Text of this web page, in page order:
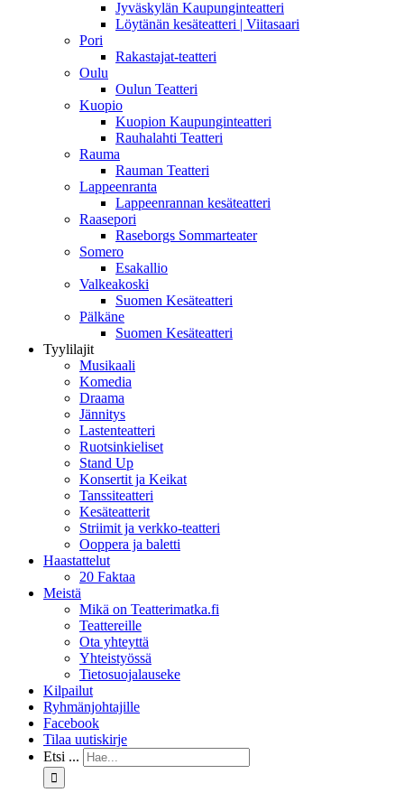
Jyväskylän Kaupunginteatteri
Löytänän kesäteatteri | Viitasaari
Pori
Rakastajat-teatteri
Oulu
Oulun Teatteri
Kuopio
Kuopion Kaupunginteatteri
Rauhalahti Teatteri
Rauma
Rauman Teatteri
Lappeenranta
Lappeenrannan kesäteatteri
Raasepori
Raseborgs Sommarteater
Somero
Esakallio
Valkeakoski
Suomen Kesäteatteri
Pälkäne
Suomen Kesäteatteri
Tyylilajit
Musikaali
Komedia
Draama
Jännitys
Lastenteatteri
Ruotsinkieliset
Stand Up
Konsertit ja Keikat
Tanssiteatteri
Kesäteatterit
Striimit ja verkko-teatteri
Ooppera ja baletti
Haastattelut
20 Faktaa
Meistä
Mikä on Teatterimatka.fi
Teattereille
Ota yhteyttä
Yhteistyössä
Tietosuojalauseke
Kilpailut
Ryhmänjohtajille
Facebook
Tilaa uutiskirje
Etsi ...